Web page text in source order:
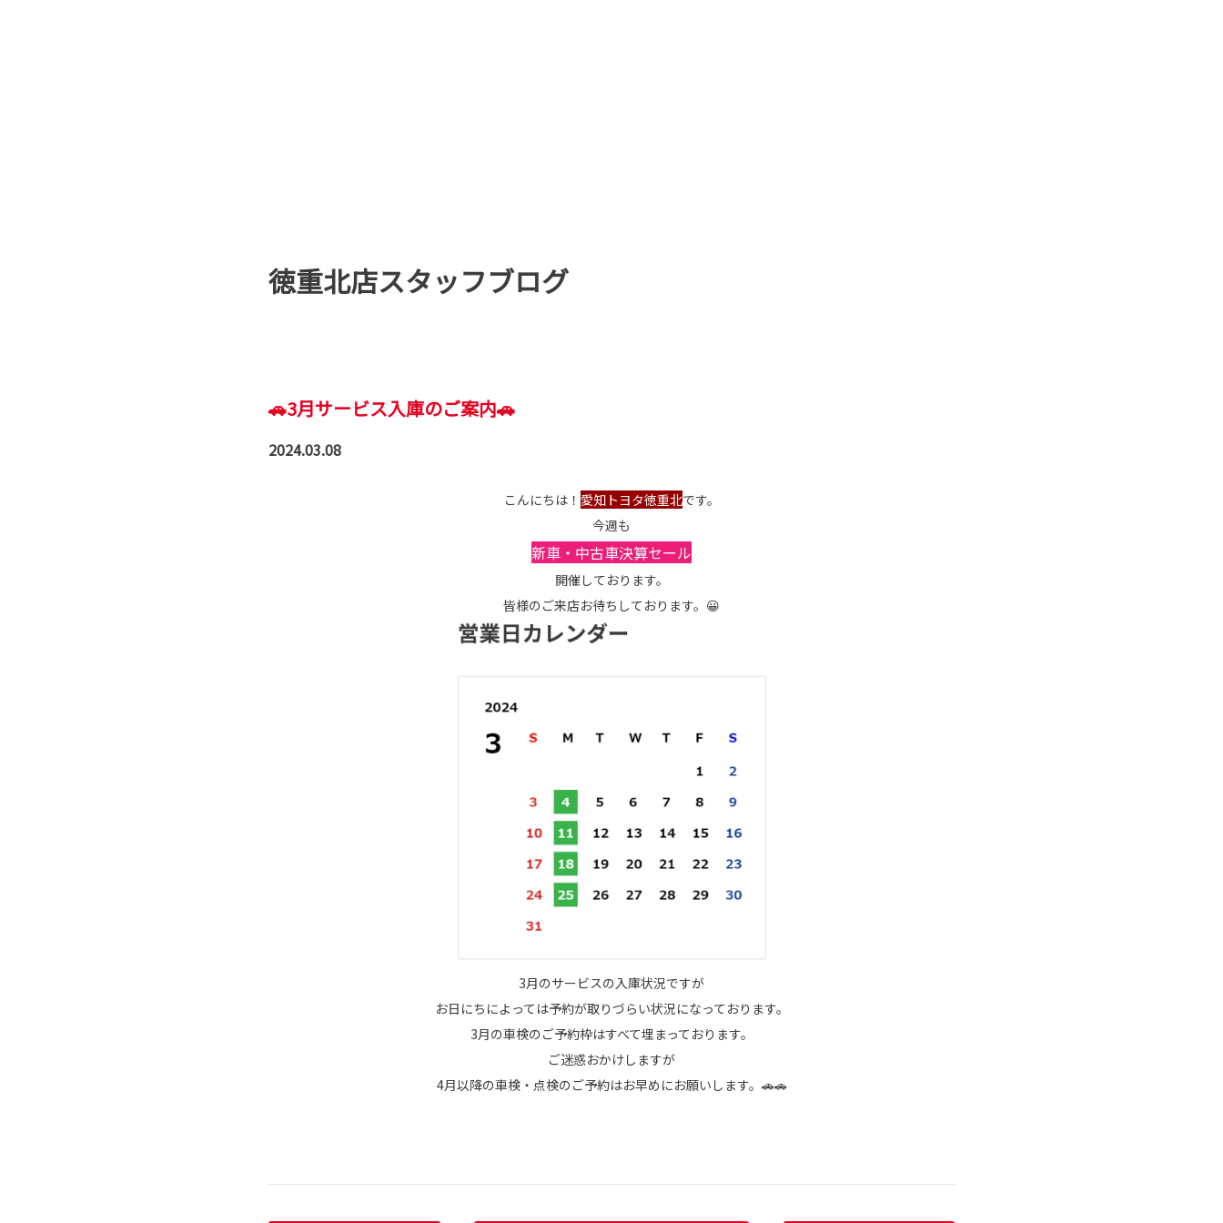
徳重北店スタッフブログ
🚗3月サービス入庫のご案内🚗
2024.03.08
こんにちは！ 愛知トヨタ徳重北です。
今週も
新車・中古車決算セール
開催しております。
皆様のご来店お待ちしております。😀
3月のサービスの入庫状況ですが
お日にちによっては予約が取りづらい状況になっております。
3月の車検のご予約枠はすべて埋まっております。
ご迷惑おかけしますが
4月以降の車検・点検のご予約はお早めにお願いします。🚗🚗